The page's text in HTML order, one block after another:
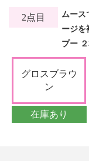
2点目
ムース
ージを
プー
グロスブラウ
ン
在庫あり